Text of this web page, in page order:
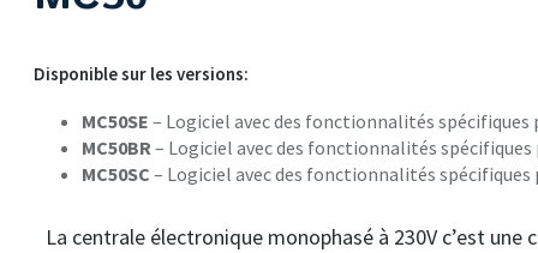
Disponible sur les versions:
MC50SE – Logiciel avec des fonctionnalités
MC50BR– Logiciel avec des fonctionnalités
MC50SC – Logiciel avec des fonctionnalités
La centrale électronique monophasé à 230V c’est